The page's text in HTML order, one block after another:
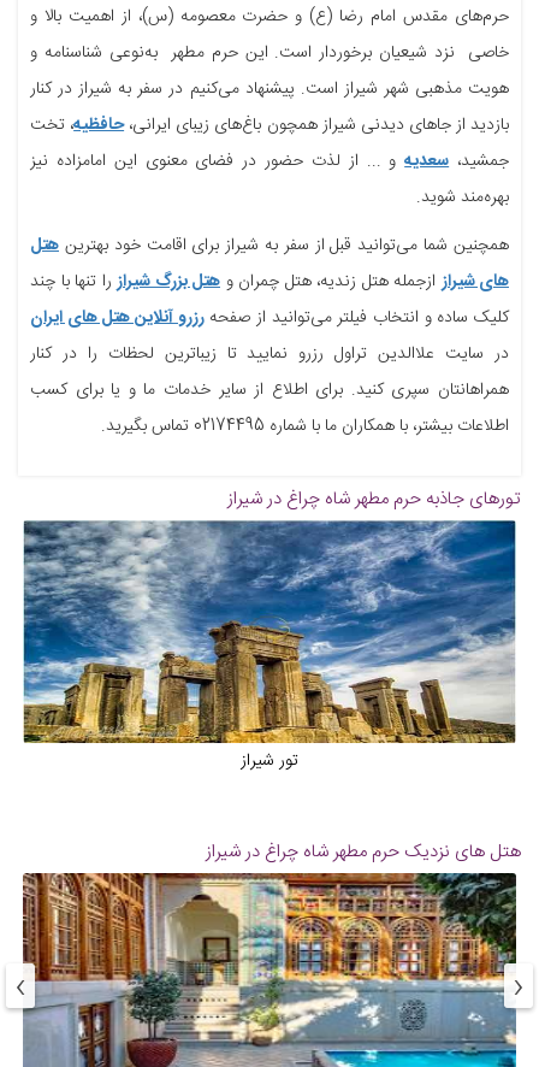
حرم‌های مقدس امام رضا (ع) و حضرت معصومه (س)، از اهمیت بالا و
خاصی نزد شیعیان برخوردار است. این حرم مطهر به‌نوعی شناسنامه و
هویت مذهبی شهر شیراز است. پیشنهاد می‌کنیم در سفر به شیراز در کنار
بازدید از جاهای دیدنی شیراز همچون باغ‌های زیبای ایرانی،حافظیه، تخت
جمشید،سعدیهو ... از لذت حضور در فضای معنوی این امامزاده نیز
بهره‌مند شوید.
همچنین شما می‌توانید قبل از سفر به شیراز برای اقامت خود بهترین هتل
های شیراز ازجمله هتل زندیه، هتل چمران و هتل بزرگ شیراز را تنها با چند
کلیک ساده و انتخاب فیلتر می‌توانید از صفحهرزرو آنلاین هتل های ایران
در سایت علاالدین تراول رزرو نمایید تا زیباترین لحظات را در کنار
همراهانتان سپری کنید. برای اطلاع از سایر خدمات ما و یا برای کسب
اطلاعات بیشتر، با همکاران ما با شماره 02174495 تماس بگیرید.
تورهای جاذبه حرم مطهر شاه چراغ در شیراز
تور شیراز
هتل های نزدیک حرم مطهر شاه چراغ در شیراز
‹
›